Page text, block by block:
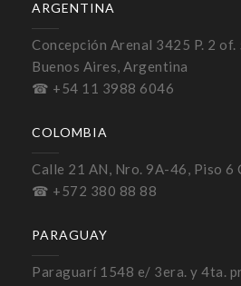
ARGENTINA
Concepción Arenal 3425 P. 2 of.
Buenos Aires, Argentina
☎ +54 11 3988 6046
COLOMBIA
Calle 21 AN, Nro. 9A-46, Piso 6
☎ +572 380 88 88
PARAGUAY
Paraguarí 1548 e/ 3era. y 4ta.